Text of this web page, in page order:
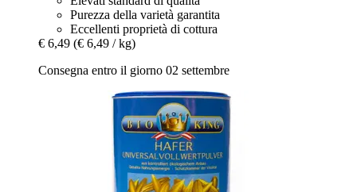
Purezza della varietà garantita
Eccellenti proprietà di cottura
€ 6,49 (€ 6,49 / kg)
Consegna entro il giorno 02 settembre